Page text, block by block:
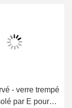
- verre trempé
par E pour